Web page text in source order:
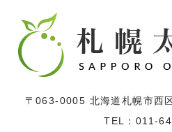
〒063-0005 北海道札幌市西
TEL： 011-